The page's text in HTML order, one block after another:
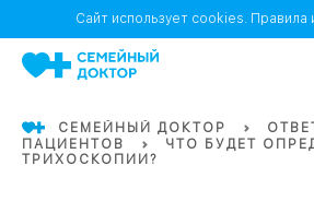
02
1 0 Речной Вокзал
Октябрьское
Октябрьское
Сайт использует cookies. Правила
СЕМЕЙНЫЙ ДОКТОР
ПАЦИЕНТОВ
ЧТО БУДЕТ
ТРИХОСКОПИИ?